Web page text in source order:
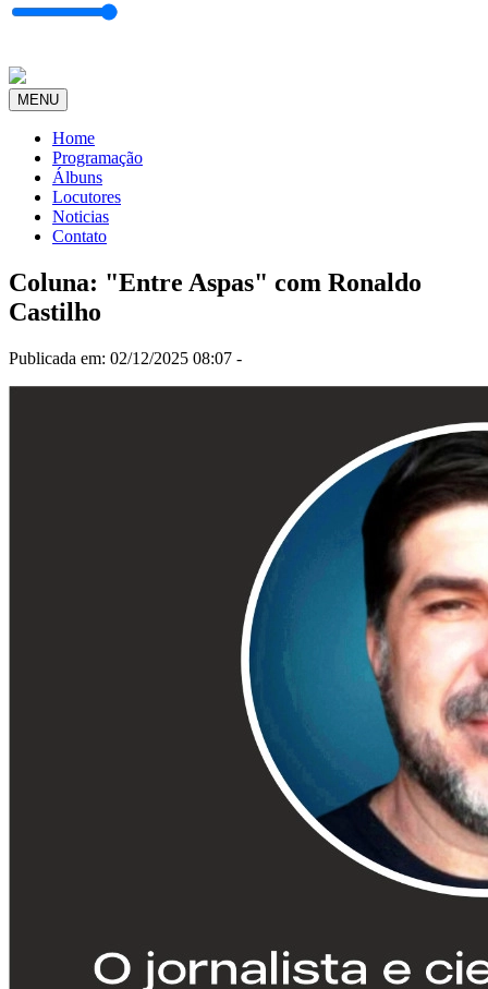
MENU
Home
Programação
Álbuns
Locutores
Noticias
Contato
Coluna: "Entre Aspas" com Ronaldo
Castilho
Publicada em: 02/12/2025 08:07 -